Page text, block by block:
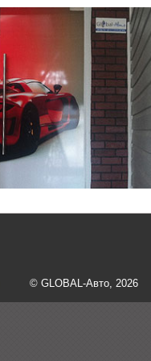
© GLOBAL-Авто, 2026